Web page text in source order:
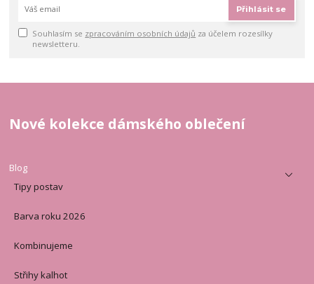
Přihlásit se
Souhlasím se zpracováním osobních údajů za účelem rozesílky
newsletteru.
Nové kolekce dámského oblečení
Blog
Tipy postav
Barva roku 2026
Kombinujeme
Střihy kalhot